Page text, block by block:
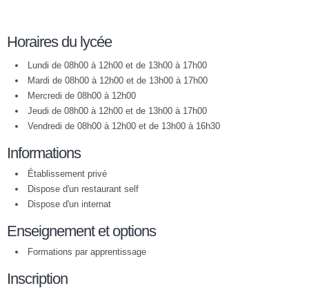
Horaires du lycée
Lundi de 08h00 à 12h00 et de 13h00 à 17h00
Mardi de 08h00 à 12h00 et de 13h00 à 17h00
Mercredi de 08h00 à 12h00
Jeudi de 08h00 à 12h00 et de 13h00 à 17h00
Vendredi de 08h00 à 12h00 et de 13h00 à 16h30
Informations
Établissement privé
Dispose d'un restaurant self
Dispose d'un internat
Enseignement et options
Formations par apprentissage
Inscription